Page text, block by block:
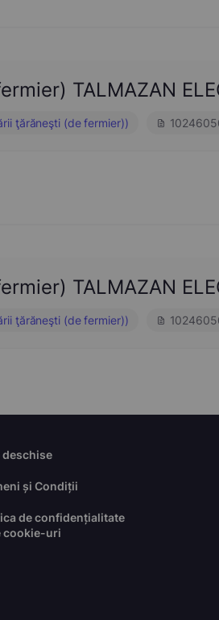
TALMAZAN
ţărăneşti (de fermier))
TALMAZAN
ţărăneşti (de fermier))
deschise
și Condiții
de confidențialitate
cookie-uri